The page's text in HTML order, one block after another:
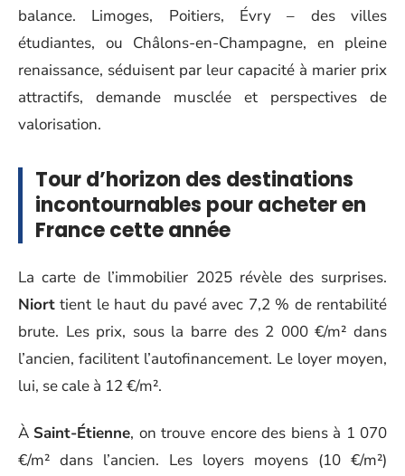
balance. Limoges, Poitiers, Évry – des villes
étudiantes, ou Châlons-en-Champagne, en pleine
renaissance, séduisent par leur capacité à marier prix
attractifs, demande musclée et perspectives de
valorisation.
Tour d’horizon des destinations
incontournables pour acheter en
France cette année
La carte de l’immobilier 2025 révèle des surprises.
Niort tient le haut du pavé avec 7,2 % de rentabilité
brute. Les prix, sous la barre des 2 000 €/m² dans
l’ancien, facilitent l’autofinancement. Le loyer moyen,
lui, se cale à 12 €/m².
À Saint-Étienne, on trouve encore des biens à 1 070
€/m² dans l’ancien. Les loyers moyens (10 €/m²)